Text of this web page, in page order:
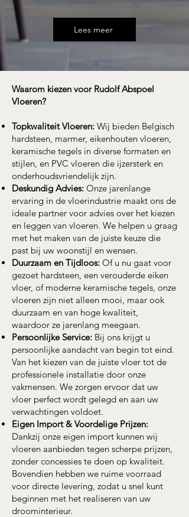
Lees meer
Waarom kiezen voor Rudolf Abspoel
Vloeren?
Topkwaliteit Vloeren: Wij bieden Belgisch
hardsteen, marmer, eikenhouten vloeren,
keramische tegels in diverse formaten en
stijlen, en PVC vloeren die ijzersterk en
onderhoudsvriendelijk zijn.
Deskundig Advies: Onze jarenlange
ervaring in de vloerindustrie maakt ons de
ideale partner voor advies over het kiezen
en leggen van vloeren. We helpen u graag
met het maken van de juiste keuze die
past bij uw woonstijl en wensen.
Duurzaam en Tijdloos: Of u nu gaat voor
gezoet hardsteen, een verouderde eiken
vloer, of moderne keramische tegels, onze
vloeren zijn niet alleen mooi, maar ook
duurzaam en van hoge kwaliteit,
waardoor ze jarenlang meegaan.
Persoonlijke Service: Bij ons krijgt u
persoonlijke aandacht van begin tot eind.
Van het kiezen van de juiste vloer tot de
professionele installatie door onze
vakmensen. We zorgen ervoor dat uw
vloer perfect wordt gelegd en aan uw
verwachtingen voldoet.
Eigen Import & Voordelige Prijzen:
Dankzij onze eigen import kunnen wij
vloeren aanbieden tegen scherpe prijzen,
zonder concessies te doen op kwaliteit.
Bovendien hebben we ruime voorraad
voor directe levering, zodat u snel kunt
beginnen met het realiseren van uw
droominterieur.